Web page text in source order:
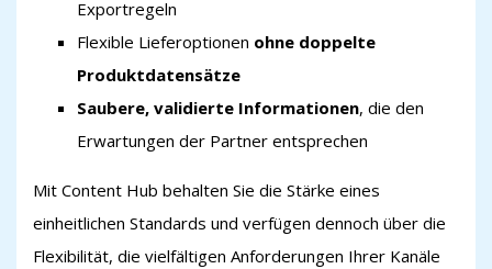
Exportregeln
Flexible Lieferoptionen ohne doppelte
Produktdatensätze
Saubere, validierte Informationen, die den
Erwartungen der Partner entsprechen
Mit Content Hub behalten Sie die Stärke eines
einheitlichen Standards und verfügen dennoch über die
Flexibilität, die vielfältigen Anforderungen Ihrer Kanäle